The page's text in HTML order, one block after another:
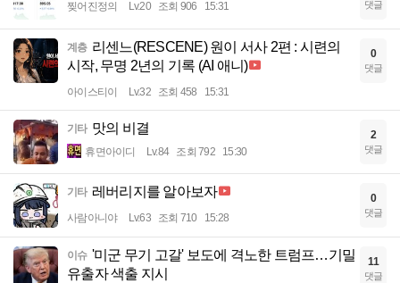
찢어진정의 Lv.20 조회 906 15:31 댓글
계층 리센느(RESCENE) 원이 서사 2편 : 시련의
시작, 무명 2년의 기록 (AI 애니)
아이스티이 Lv.32 조회 458 15:31
0
댓글
기타 맛의 비결
휴면아이디 Lv.84 조회 792 15:30
2
댓글
기타 레버리지를 알아보자
사람아니야 Lv.63 조회 710 15:28
0
댓글
이슈 '미군 무기 고갈' 보도에 격노한 트럼프…기밀
유출자 색출 지시
11
댓글